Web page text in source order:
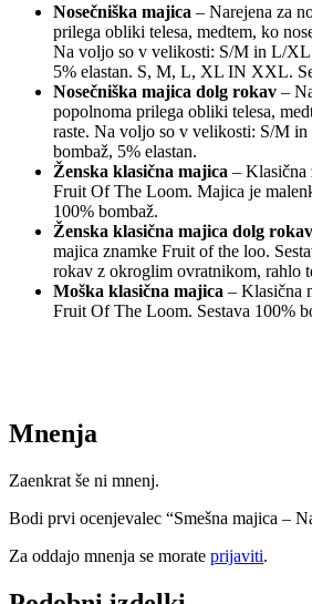
Nosečniška majica – Narejena za
prilega obliki telesa, medtem, ko
Na voljo so v velikosti: S/M in L/
5% elastan. S, M, L, XL IN XXL.
Nosečniška majica dolg rokav –
popolnoma prilega obliki telesa,
raste. Na voljo so v velikosti: S/M
bombaž, 5% elastan.
Ženska klasična majica – Klasična
Fruit Of The Loom. Majica je
100% bombaž.
Ženska klasična majica dolg rokav
majica znamke Fruit of the loo.
rokav z okroglim ovratnikom, rahlo
Moška klasična majica – Klasična
Fruit Of The Loom. Sestava 100%
Mnenja
Zaenkrat še ni mnenj.
Bodi prvi ocenjevalec “Smešna majica –
Za oddajo mnenja se morate prijaviti.